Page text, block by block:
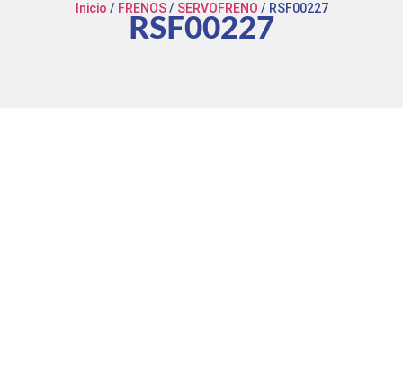
Inicio / FRENOS/ SERVOFRENO / RSF00227
RSF00227